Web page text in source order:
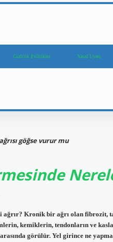
Gizlilik Politikası Yasal Uyarı
göğse vurur mu
ağrır? Kronik bir ağrı olan fibrozit,
kemiklerin, tendonların ve
görülür. Yel girince ne